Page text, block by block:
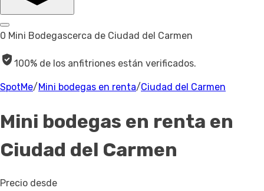
0 Mini Bodegascerca de Ciudad del Carmen
100% de los anfitriones están verificados.
SpotMe/ Mini bodegas en renta/Ciudad del Carmen
Mini bodegas en renta en
Ciudad del Carmen
Precio desde